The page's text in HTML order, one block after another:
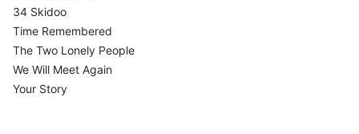
34 Skidoo
Time Remembered
The Two Lonely People
We Will Meet Again
Your Story